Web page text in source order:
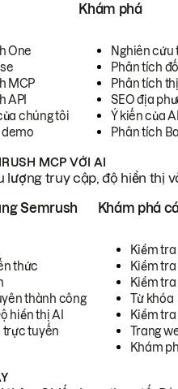
One
MCP
API
chúng tôi
demo
Khám phá
Nghiên cứu
Phân tích
Phân tích
SEO địa
Ý kiến của
Phân tích
MCP VỚI AI
lượng truy cập, độ hiển thị
Semrush
thức
thành công
hiển thị AI
trực tuyến
Khám phá
Kiểm
Kiểm tra
Kiểm
Từ khóa
Kiểm
Trang
Khám